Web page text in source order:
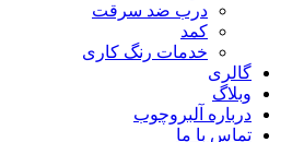
درب ضد سرقت
کمد
خدمات رنگ کاری
گالری
وبلاگ
درباره آلبروچوب
تماس با ما